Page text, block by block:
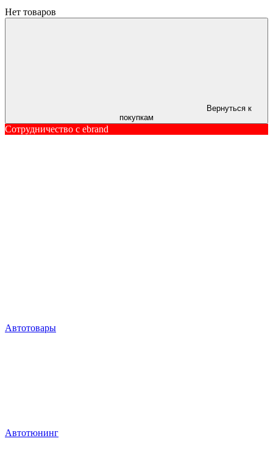
Нет товаров
Вернуться к
покупкам
Сотрудничество c ebrand
Автотовары
Автотюнинг